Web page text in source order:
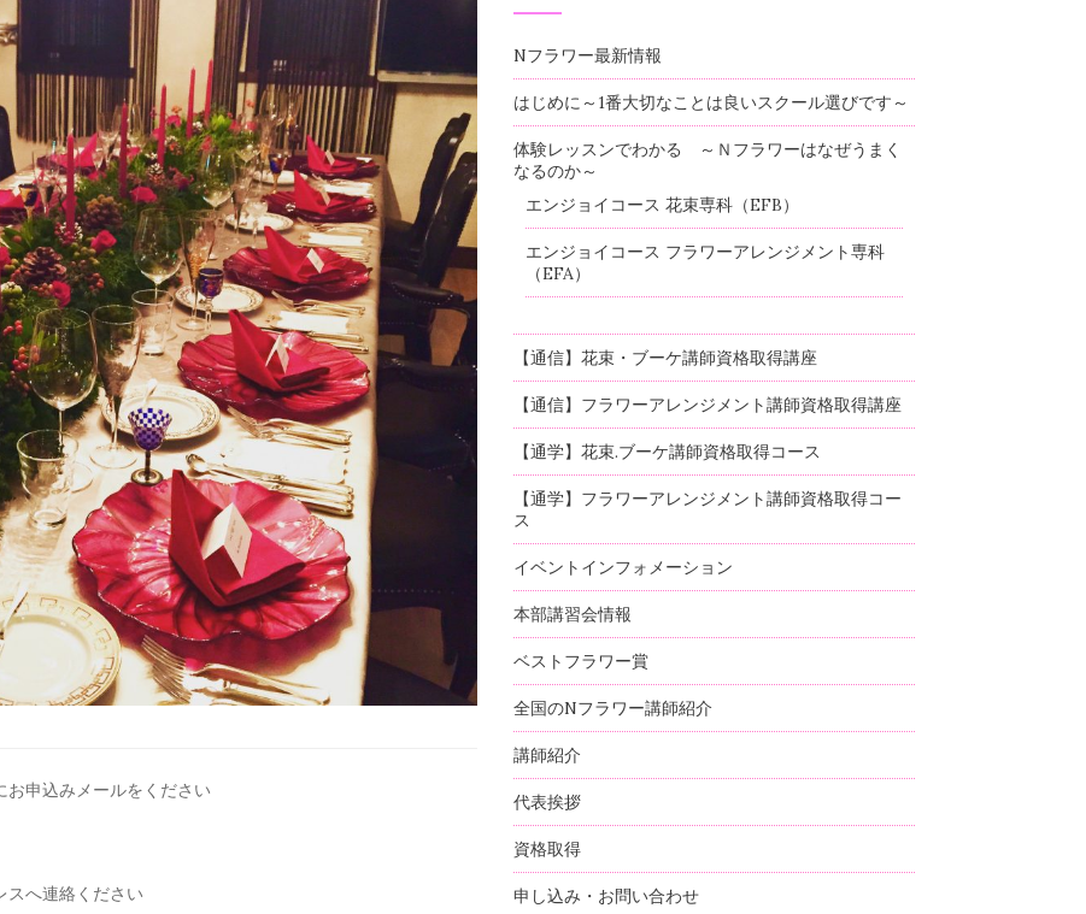
お申込みメールを ください
スへ連絡ください
Nフラワー最新情報
はじめに～1番大切なことは良いスクール選びです～
体験レッスンでわかる ～Ｎフラワーはなぜうまく
なるのか～
エンジョイコース 花束専科（EFB）
エンジョイコース フラワーアレンジメント専科
（EFA）
【通信】花束・ブーケ講師資格取得講座
【通信】フラワーアレンジメント講師資格取得講座
【通学】花束.ブーケ講師資格取得コース
【通学】フラワーアレンジメント講師資格取得コー
ス
イベントインフォメーション
本部講習会情報
ベストフラワー賞
全国のNフラワー講師紹介
講師紹介
代表挨拶
資格取得
申し込み・お問い合わせ